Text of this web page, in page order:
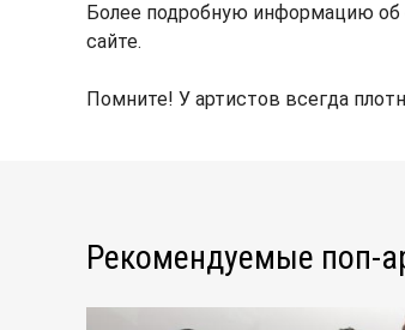
Более подробную информацию об
сайте.
Помните! У артистов всегда
Рекомендуемые поп-